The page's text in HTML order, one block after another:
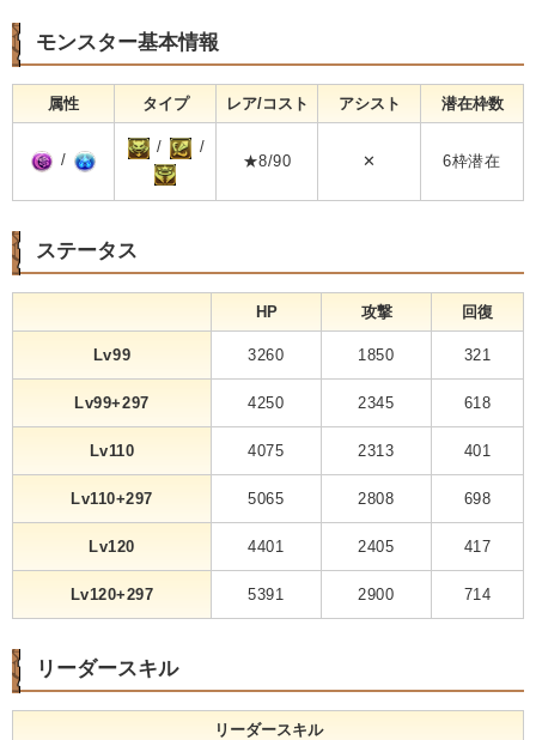
モンスター基本情報
属性 タイプ レア/コスト アシスト 潜在枠数
/
/ /
★8/90 ✕ 6枠潜在
ステータス
HP 攻撃 回復
Lv99 3260 1850 321
Lv99+297 4250 2345 618
Lv110 4075 2313 401
Lv110+297 5065 2808 698
Lv120 4401 2405 417
Lv120+297 5391 2900 714
リーダースキル
リーダースキル